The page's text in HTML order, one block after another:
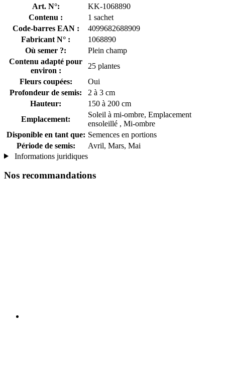
Art. N°:
KK-1068890
Contenu :
1 sachet
Code-barres EAN :
4099682688909
Fabricant N° :
1068890
Où semer ?:
Plein champ
Contenu adapté pour
environ :
25 plantes
Fleurs coupées:
Oui
Profondeur de semis:
2 à 3 cm
Hauteur:
150 à 200 cm
Emplacement:
Soleil à mi-ombre, Emplacement
ensoleillé , Mi-ombre
Disponible en tant que: Semences en portions
Période de semis:
Avril, Mars, Mai
Informations juridiques
Nos recommandations